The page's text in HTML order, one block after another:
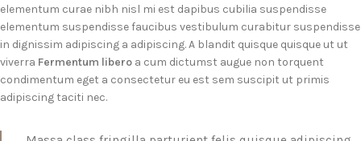
elementum curae nibh nisl mi est dapibus cubilia suspendisse
elementum suspendisse faucibus vestibulum curabitur suspendisse
in dignissim adipiscing a adipiscing. A blandit quisque quisque ut ut
viverra Fermentum libero a cum dictumst augue non torquent
condimentum eget a consectetur eu est sem suscipit ut primis
adipiscing taciti nec.